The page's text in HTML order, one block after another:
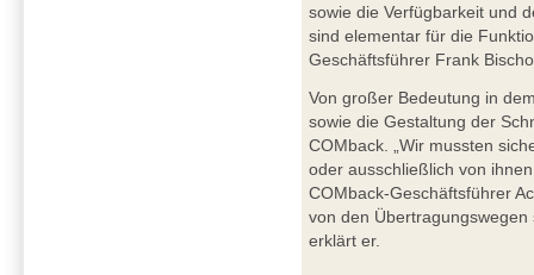
sowie die Verfügbarkeit und
sind elementar für die
Geschäftsführer Frank
Von großer Bedeutung in
sowie die Gestaltung der
COMback. „Wir mussten
oder ausschließlich von
COMback-Geschäftsführer
von den
erklärt er.